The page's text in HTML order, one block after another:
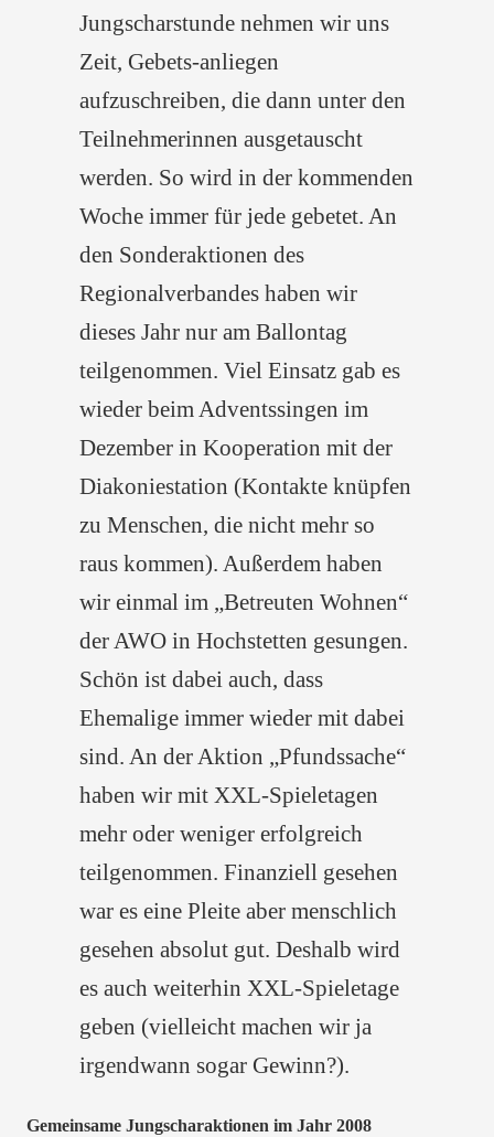
Jungscharstunde nehmen wir uns
Zeit, Gebets-anliegen
aufzuschreiben, die dann unter den
Teilnehmerinnen ausgetauscht
werden. So wird in der kommenden
Woche immer für jede gebetet. An
den Sonderaktionen des
Regionalverbandes haben wir
dieses Jahr nur am Ballontag
teilgenommen. Viel Einsatz gab es
wieder beim Adventssingen im
Dezember in Kooperation mit der
Diakoniestation (Kontakte knüpfen
zu Menschen, die nicht mehr so
raus kommen). Außerdem haben
wir einmal im „Betreuten Wohnen“
der AWO in Hochstetten gesungen.
Schön ist dabei auch, dass
Ehemalige immer wieder mit dabei
sind. An der Aktion „Pfundssache“
haben wir mit XXL-Spieletagen
mehr oder weniger erfolgreich
teilgenommen. Finanziell gesehen
war es eine Pleite aber menschlich
gesehen absolut gut. Deshalb wird
es auch weiterhin XXL-Spieletage
geben (vielleicht machen wir ja
irgendwann sogar Gewinn?).
Gemeinsame Jungscharaktionen im Jahr 2008